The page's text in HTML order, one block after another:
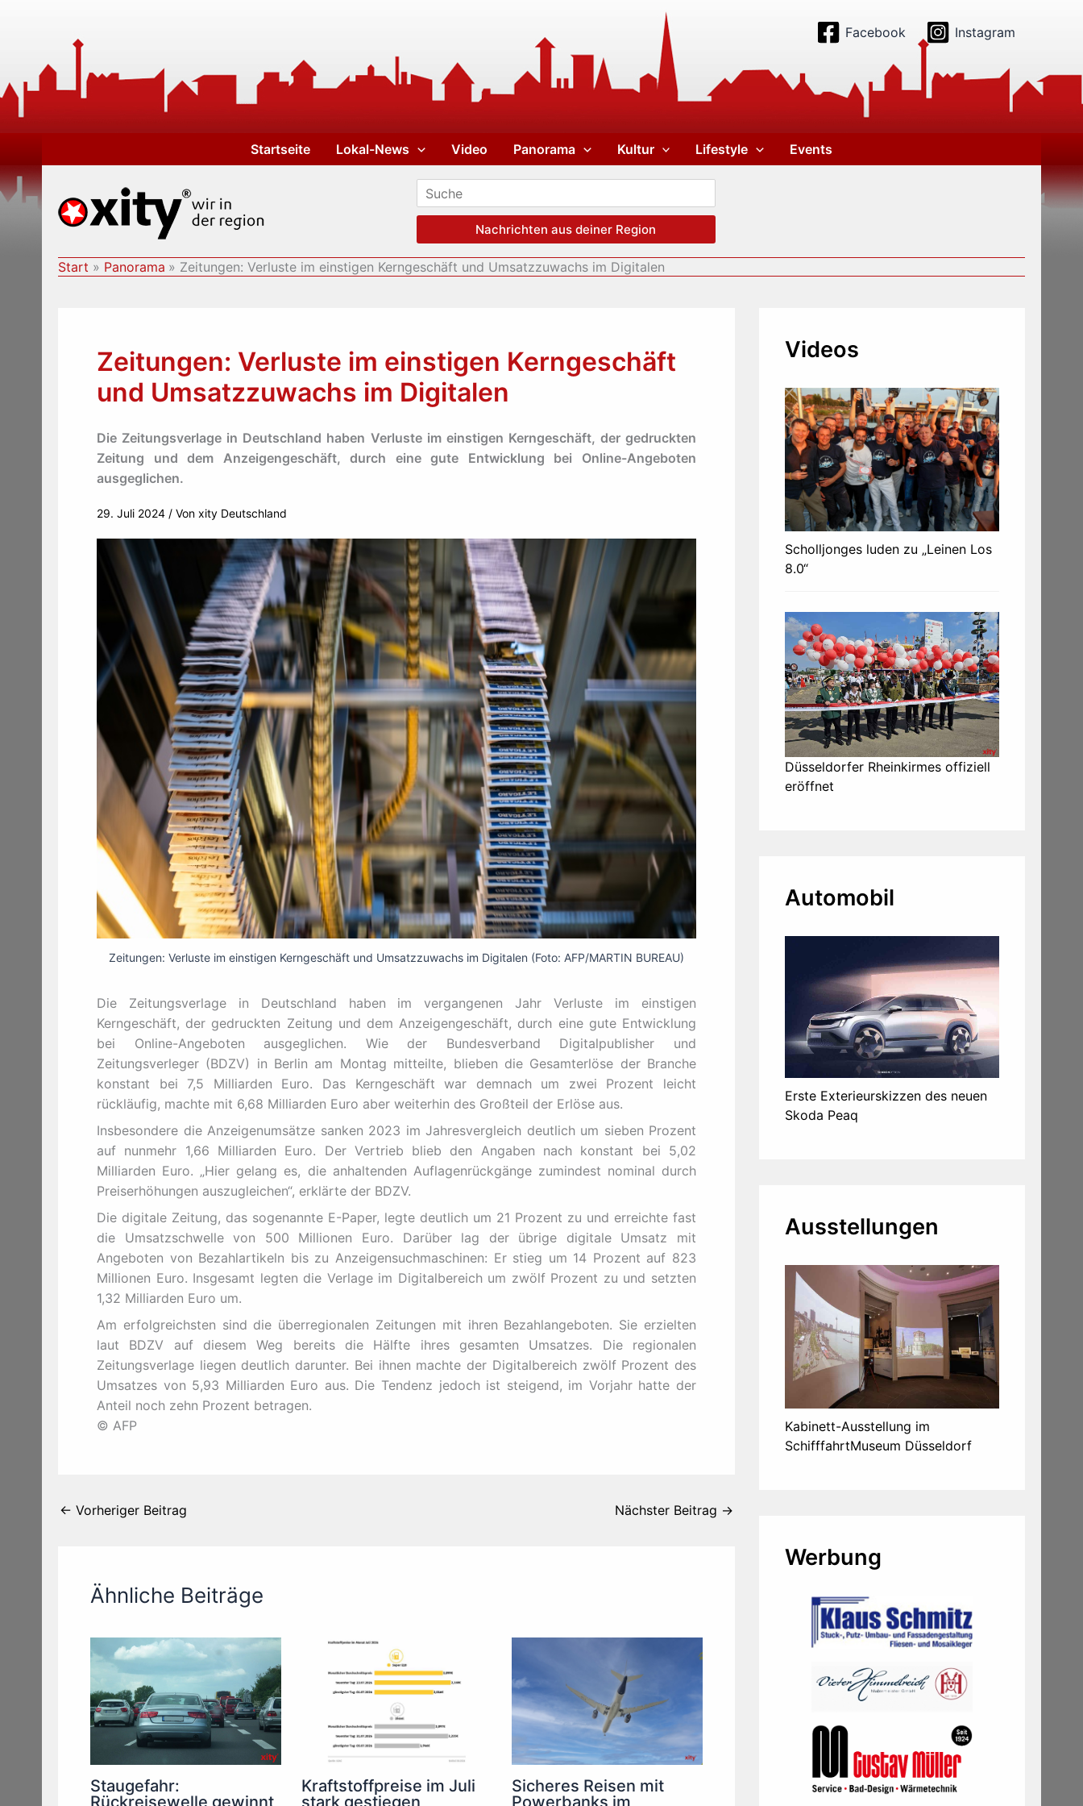
Facebook Instagram
Startseite Lokal-News Video Panorama Kultur Lifestyle Events
Nachrichten aus deiner Region
Start Panorama Zeitungen: Verluste im einstigen Kerngeschäft und Umsatzzuwachs im Digitalen
Zeitungen: Verluste im einstigen Kerngeschäft
und Umsatzzuwachs im Digitalen
Die Zeitungsverlage in Deutschland haben Verluste im einstigen Kerngeschäft, der gedruckten
Zeitung und dem Anzeigengeschäft, durch eine gute Entwicklung bei Online-Angeboten
ausgeglichen.
29. Juli 2024 / Von xity Deutschland
Zeitungen: Verluste im einstigen Kerngeschäft und Umsatzzuwachs im Digitalen (Foto: AFP/MARTIN BUREAU)
Die Zeitungsverlage in Deutschland haben im vergangenen Jahr Verluste im einstigen
Kerngeschäft, der gedruckten Zeitung und dem Anzeigengeschäft, durch eine gute Entwicklung
bei Online-Angeboten ausgeglichen. Wie der Bundesverband Digitalpublisher und
Zeitungsverleger (BDZV) in Berlin am Montag mitteilte, blieben die Gesamterlöse der Branche
konstant bei 7,5 Milliarden Euro. Das Kerngeschäft war demnach um zwei Prozent leicht
rückläufig, machte mit 6,68 Milliarden Euro aber weiterhin des Großteil der Erlöse aus.
Insbesondere die Anzeigenumsätze sanken 2023 im Jahresvergleich deutlich um sieben Prozent
auf nunmehr 1,66 Milliarden Euro. Der Vertrieb blieb den Angaben nach konstant bei 5,02
Milliarden Euro. „Hier gelang es, die anhaltenden Auflagenrückgänge zumindest nominal durch
Preiserhöhungen auszugleichen“, erklärte der BDZV.
Die digitale Zeitung, das sogenannte E-Paper, legte deutlich um 21 Prozent zu und erreichte fast
die Umsatzschwelle von 500 Millionen Euro. Darüber lag der übrige digitale Umsatz mit
Angeboten von Bezahlartikeln bis zu Anzeigensuchmaschinen: Er stieg um 14 Prozent auf 823
Millionen Euro. Insgesamt legten die Verlage im Digitalbereich um zwölf Prozent zu und setzten
1,32 Milliarden Euro um.
Am erfolgreichsten sind die überregionalen Zeitungen mit ihren Bezahlangeboten. Sie erzielten
laut BDZV auf diesem Weg bereits die Hälfte ihres gesamten Umsatzes. Die regionalen
Zeitungsverlage liegen deutlich darunter. Bei ihnen machte der Digitalbereich zwölf Prozent des
Umsatzes von 5,93 Milliarden Euro aus. Die Tendenz jedoch ist steigend, im Vorjahr hatte der
Anteil noch zehn Prozent betragen.
© AFP
← Vorheriger Beitrag Nächster Beitrag →
Ähnliche Beiträge
Staugefahr:
Rückreisewelle gewinnt
Kraftstoffpreise im Juli
stark gestiegen
Sicheres Reisen mit
Powerbanks im
Videos
Scholljonges luden zu „Leinen Los
8.0“
Düsseldorfer Rheinkirmes offiziell
eröffnet
Automobil
Erste Exterieurskizzen des neuen
Skoda Peaq
Ausstellungen
Kabinett-Ausstellung im
SchifffahrtMuseum Düsseldorf
Werbung